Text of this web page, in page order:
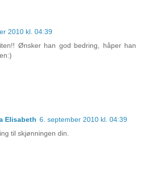
2010 kl. 04:39
Ønsker han god bedring, håper han
Elisabeth 6. september 2010 kl. 04:39
til skjønningen din.